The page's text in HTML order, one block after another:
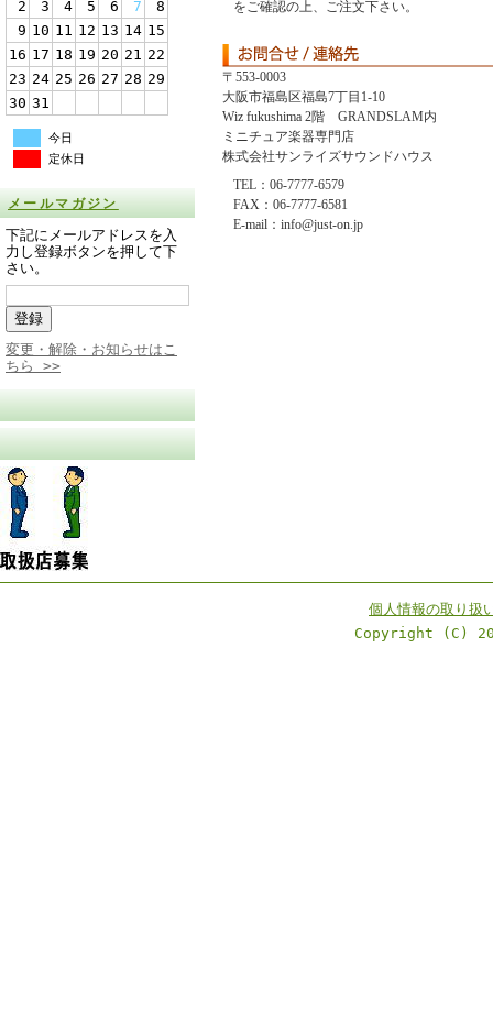
2
3 4 5 6 7
8
9 10 11 12 13 14 15
16 17 18 19 20 21 22
23 24 25 26 27 28 29
30 31
今日
定休日
メールマガジン
下記にメールアドレスを入
力し登録ボタンを押して下
さい。
変更・解除・お知らせはこ
ちら >>
をご確認の上、ご注文下さい。
〒553-0003
大阪市福島区福島7丁目1-10
Wiz fukushima 2階 GRANDSLAM内
ミニチュア楽器専門店
株式会社サンライズサウンドハウス
TEL：06-7777-6579
FAX：06-7777-6581
E-mail：info@just-on.jp
個人情報の取り扱
Copyright (C)